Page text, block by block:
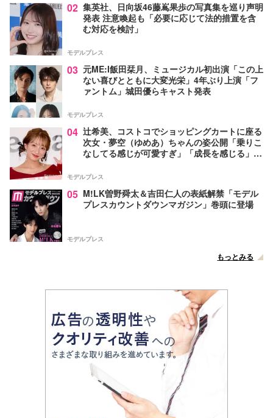
02 集英社、日向坂46藤嶌果歩の写真集を巡り声明
発表 注意喚起も「必要に応じて法的措置を含
む対応を検討」
モデルプレス
03 元ME:I飯田栞月、ミュージカル初出演「この上
ない喜びとともに大変光栄」4年ぶり上演「フ
ァントム」城田優らキャスト発表
モデルプレス
04 辻希美、コストコでショッピングカートに座る
次女・夢空（ゆめあ）ちゃんの姿公開「乗りこ
なしてる感じが可愛すぎ」「成長を感じる」の
モデルプレス
05 M!LK曽野舜太＆吉田仁人の表紙解禁「モデル
プレスカウントダウンマガジン」巻頭に登場
モデルプレス
もっとみる